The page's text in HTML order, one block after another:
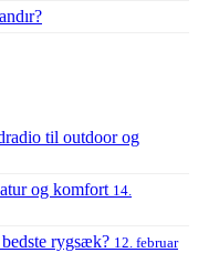
til outdoor og
og komfort 14.
rygsæk? 12. februar